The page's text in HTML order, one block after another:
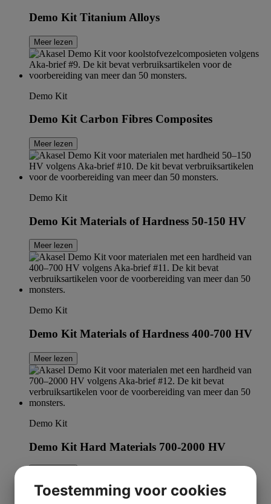
Demo Kit Titanium Alloys
Meer lezen
Demo Kit
Demo Kit Carbon Fibres Composites
Meer lezen
Demo Kit
Demo Kit Materials of Hardness 50-150 HV
Meer lezen
Demo Kit
Demo Kit Materials of Hardness 400-700 HV
Meer lezen
Demo Kit
Demo Kit Hard Materials 700-2000 HV
Toestemming voor cookies